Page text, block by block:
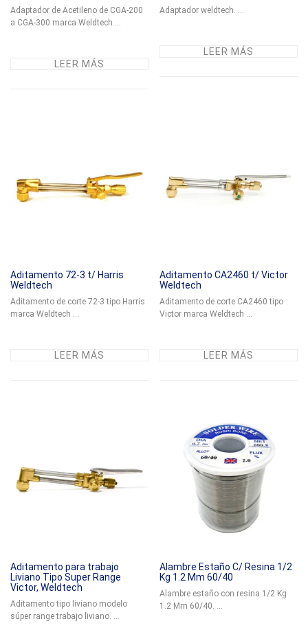
Adaptador de Acetileno de CGA-200
a CGA-300 marca Weldtech ...
LEER MÁS
Adaptador weldtech. ...
LEER MÁS
Aditamento 72-3 t/ Harris
Weldtech
Aditamento de corte 72-3 tipo Harris
marca Weldtech ...
LEER MÁS
Aditamento CA2460 t/ Victor
Weldtech
Aditamento de corte CA2460 tipo
Victor marca Weldtech ...
LEER MÁS
Aditamento para trabajo
Liviano Tipo Super Range
Victor, Weldtech
Aditamento tipo liviano modelo
súper range trabajo liviano. ...
Alambre Estaño C/ Resina 1/2
Kg 1.2 Mm 60/40
Alambre estaño con resina 1/2 Kg
1.2 Mm 60/40. ...